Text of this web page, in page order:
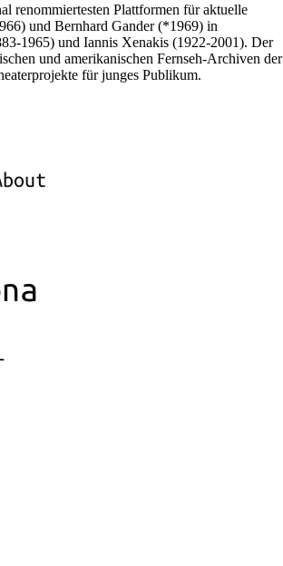
renommiertesten Plattformen für aktuelle
und Bernhard Gander (*1969) in
1965) und Iannis Xenakis (1922-2001). Der
und amerikanischen Fernseh-Archiven der
für junges Publikum.